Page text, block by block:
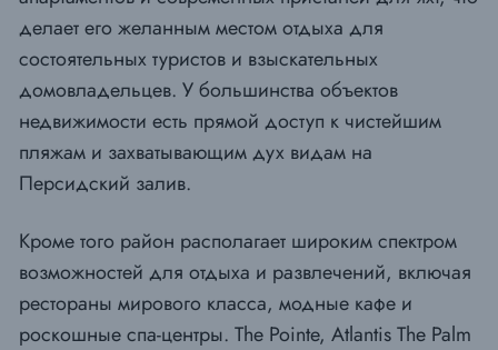
делает его желанным местом отдыха для
состоятельных туристов и взыскательных
домовладельцев. У большинства объектов
недвижимости есть прямой доступ к чистейшим
пляжам и захватывающим дух видам на
Персидский залив.
Кроме того район располагает широким спектром
возможностей для отдыха и развлечений, включая
рестораны мирового класса, модные кафе и
роскошные спа-центры. The Pointe, Atlantis The Palm